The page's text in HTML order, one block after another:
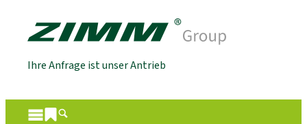
Ihre Anfrage ist unser Antrieb